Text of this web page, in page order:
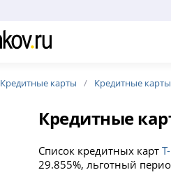
Кредитные карты Кредитные
Кредитные
Список кредитных карт
29.855%, льготный